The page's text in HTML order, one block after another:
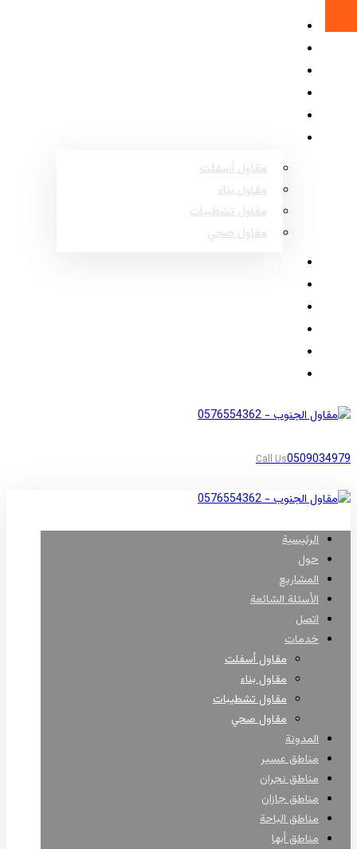
مقاول أسفلت
مقاول بناء
مقاول تشطيبات
مقاول صحي
Call Us0509034979
الرئيسية
حول
المشاريع
الأسئلة الشائعة
اتصل
خدمات
مقاول أسفلت
مقاول بناء
مقاول تشطيبات
مقاول صحي
المدونة
مناطق عسير
مناطق نجران
مناطق جازان
مناطق الباحة
مناطق أبها